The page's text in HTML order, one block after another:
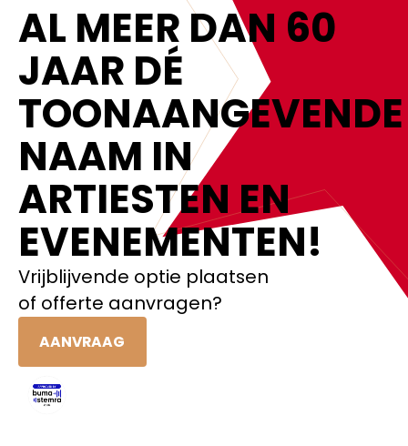
AL MEER DAN 60
JAAR DÉ
TOONAANGEVENDE
NAAM IN
ARTIESTEN EN
EVENEMENTEN!‍
Vrijblijvende optie plaatsen
of offerte aanvragen?
AANVRAAG